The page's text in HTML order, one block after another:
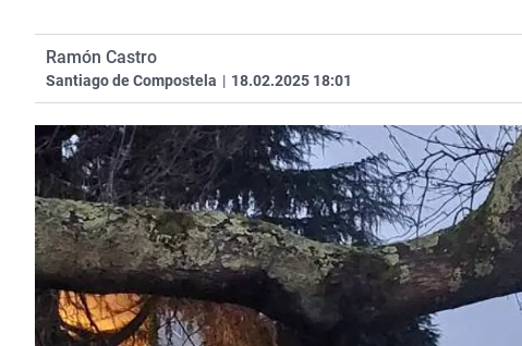
Ramón Castro
Santiago de Compostela | 18.02.2025 18:01